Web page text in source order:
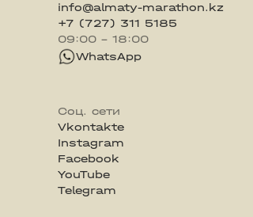
info@almaty-marathon.kz
+7 (727) 311 5185
09:00 - 18:00
WhatsApp
Соц. сети
Vkontakte
Instagram
Facebook
YouTube
Telegram